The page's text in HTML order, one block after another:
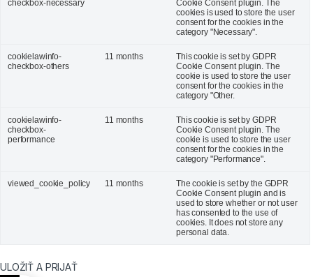
checkbox-necessary
Cookie Consent plugin. The
cookies is used to store the user
consent for the cookies in the
category "Necessary".
cookielawinfo-
checkbox-others
11 months
This cookie is set by GDPR
Cookie Consent plugin. The
cookie is used to store the user
consent for the cookies in the
category "Other.
cookielawinfo-
checkbox-
performance
11 months
This cookie is set by GDPR
Cookie Consent plugin. The
cookie is used to store the user
consent for the cookies in the
category "Performance".
viewed_cookie_policy 11 months
The cookie is set by the GDPR
Cookie Consent plugin and is
used to store whether or not user
has consented to the use of
cookies. It does not store any
personal data.
ULOŽIŤ A PRIJAŤ